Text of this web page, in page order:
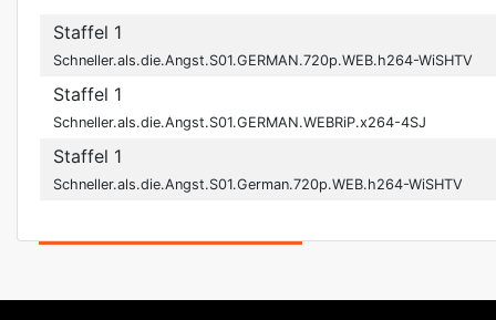
Staffel 1
Schneller.als.die.Angst.S01.GERMAN.720p.WEB.h264-WiSHTV
Staffel 1
Schneller.als.die.Angst.S01.GERMAN.WEBRiP.x264-4SJ
Staffel 1
Schneller.als.die.Angst.S01.German.720p.WEB.h264-WiSHTV